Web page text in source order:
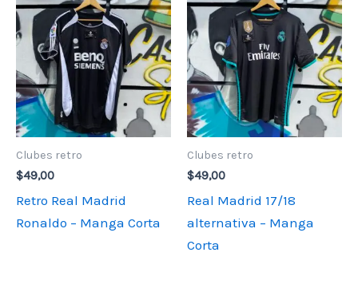
Clubes retro
$49,00
Retro Real Madrid
Ronaldo – Manga Corta
Clubes retro
$49,00
Real Madrid 17/18
alternativa – Manga
Corta